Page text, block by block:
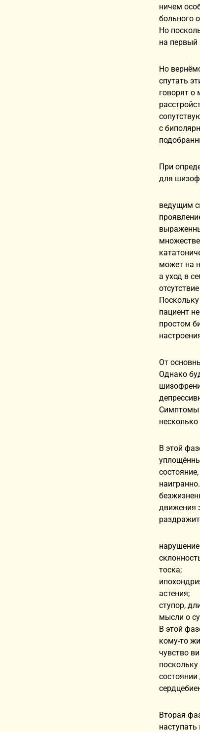
ничем
больного
Но
на первый
Но
спутать
говорят
с
При
для
ведущим
может на
а уход в
пациент
простом
От
Однако
Симптомы
несколько
В этой
движения
тоска;
астения;
ступор,
мысли о
В этой
кому-то
чувство
Вторая